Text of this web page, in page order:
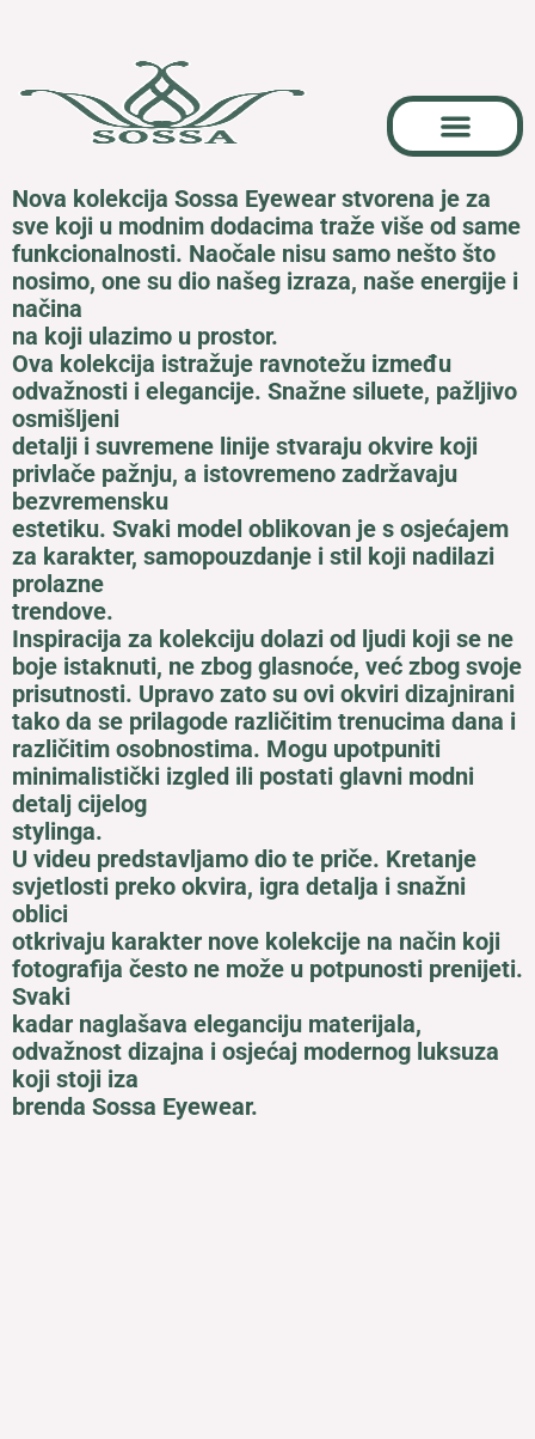
Nova kolekcija Sossa Eyewear stvorena je za
sve koji u modnim dodacima traže više od same
funkcionalnosti. Naočale nisu samo nešto što
nosimo, one su dio našeg izraza, naše energije i
načina
na koji ulazimo u prostor.
Ova kolekcija istražuje ravnotežu između
odvažnosti i elegancije. Snažne siluete, pažljivo
osmišljeni
detalji i suvremene linije stvaraju okvire koji
privlače pažnju, a istovremeno zadržavaju
bezvremensku
estetiku. Svaki model oblikovan je s osjećajem
za karakter, samopouzdanje i stil koji nadilazi
prolazne
trendove.
Inspiracija za kolekciju dolazi od ljudi koji se ne
boje istaknuti, ne zbog glasnoće, već zbog svoje
prisutnosti. Upravo zato su ovi okviri dizajnirani
tako da se prilagode različitim trenucima dana i
različitim osobnostima. Mogu upotpuniti
minimalistički izgled ili postati glavni modni
detalj cijelog
stylinga.
U videu predstavljamo dio te priče. Kretanje
svjetlosti preko okvira, igra detalja i snažni
oblici
otkrivaju karakter nove kolekcije na način koji
fotografija često ne može u potpunosti prenijeti.
Svaki
kadar naglašava eleganciju materijala,
odvažnost dizajna i osjećaj modernog luksuza
koji stoji iza
brenda Sossa Eyewear.